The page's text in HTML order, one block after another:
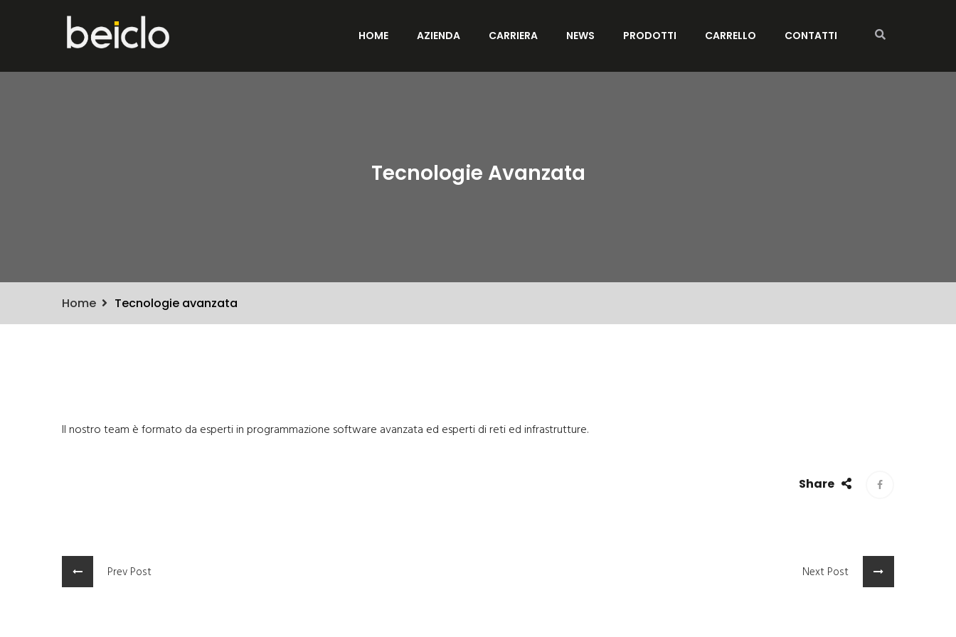
HOME AZIENDA CARRIERA NEWS PRODOTTI CARRELLO CONTATTI
Tecnologie Avanzata
Home Tecnologie avanzata
Il nostro team è formato da esperti in programmazione software avanzata ed esperti di reti ed infrastrutture.
Share
Prev Post Next Post